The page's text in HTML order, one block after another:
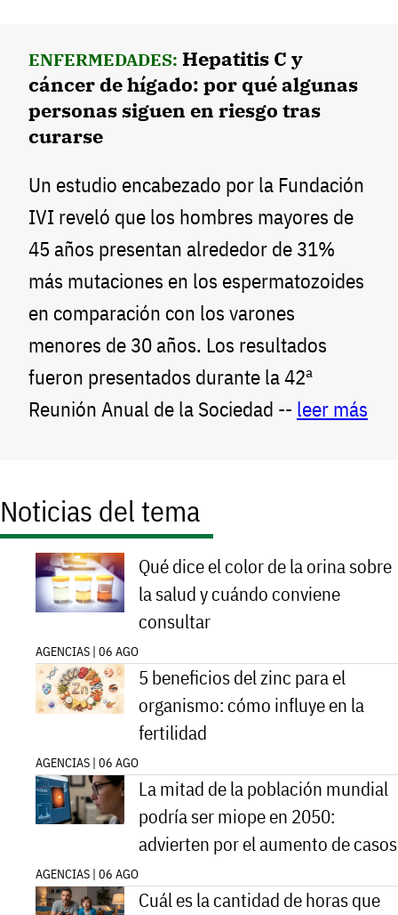
ENFERMEDADES: Hepatitis C y
cáncer de hígado: por qué algunas
personas siguen en riesgo tras
curarse
Un estudio encabezado por la Fundación
IVI reveló que los hombres mayores de
45 años presentan alrededor de 31%
más mutaciones en los espermatozoides
en comparación con los varones
menores de 30 años. Los resultados
fueron presentados durante la 42ª
Reunión Anual de la Sociedad -- leer más
Noticias del tema
Qué dice el color de la orina sobre
la salud y cuándo conviene
consultar
AGENCIAS | 06 AGO
5 beneficios del zinc para el
organismo: cómo influye en la
fertilidad
AGENCIAS | 06 AGO
La mitad de la población mundial
podría ser miope en 2050:
advierten por el aumento de casos
AGENCIAS | 06 AGO
Cuál es la cantidad de horas que